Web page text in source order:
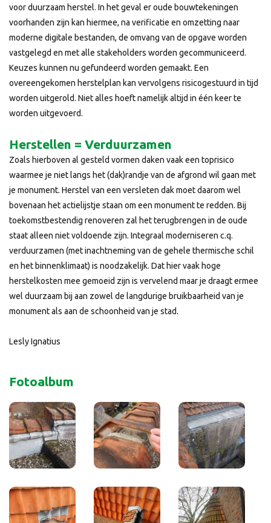
voor duurzaam herstel. In het geval er oude bouwtekeningen
voorhanden zijn kan hiermee, na verificatie en omzetting naar
moderne digitale bestanden, de omvang van de opgave worden
vastgelegd en met alle stakeholders worden gecommuniceerd.
Keuzes kunnen nu gefundeerd worden gemaakt. Een
overeengekomen herstelplan kan vervolgens risicogestuurd in tijd
worden uitgerold. Niet alles hoeft namelijk altijd in één keer te
worden uitgevoerd.
Herstellen = Verduurzamen
Zoals hierboven al gesteld vormen daken vaak een toprisico
waarmee je niet langs het (dak)randje van de afgrond wil gaan met
je monument. Herstel van een versleten dak moet daarom wel
bovenaan het actielijstje staan om een monument te redden. Bij
toekomstbestendig renoveren zal het terug­brengen in de oude
staat alleen niet voldoende zijn. Integraal moderniseren c.q.
verduurzamen (met inachtneming van de gehele thermische schil
en het binnenklimaat) is noodzakelijk. Dat hier vaak hoge
herstelkosten mee gemoeid zijn is vervelend maar je draagt ermee
wel duurzaam bij aan zowel de langdurige bruikbaarheid van je
monument als aan de schoonheid van je stad.
Lesly Ignatius
Fotoalbum